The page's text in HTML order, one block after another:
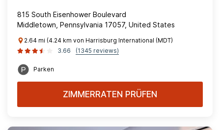
815 South Eisenhower Boulevard
Middletown, Pennsylvania 17057, United States
2.64 mi (4.24 km von Harrisburg International (MDT)
3.66
(1345 reviews)
Parken
ZIMMERRATEN PRÜFEN